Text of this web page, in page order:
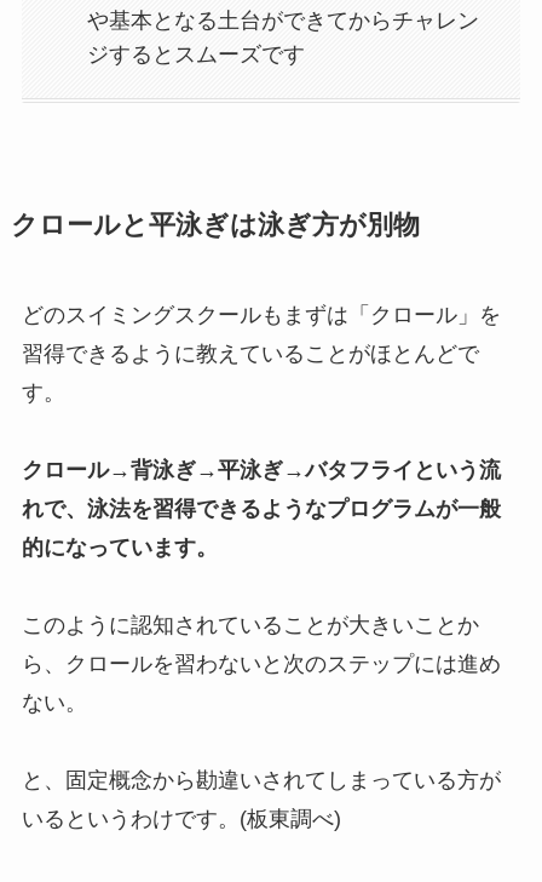
や基本となる土台ができてからチャレン
ジするとスムーズです
クロールと平泳ぎは泳ぎ方が別物
どのスイミングスクールもまずは「クロール」を
習得できるように教えていることがほとんどで
す。
クロール→背泳ぎ→平泳ぎ→バタフライという流
れで、泳法を習得できるようなプログラムが一般
的になっています。
このように認知されていることが大きいことか
ら、クロールを習わないと次のステップには進め
ない。
と、固定概念から勘違いされてしまっている方が
いるというわけです。(板東調べ)